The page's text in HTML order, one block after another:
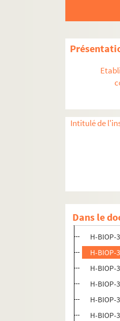
Intitulé de
Dans le
H-BIOP-
H-
H-
H-BIOP-
H-BIOP-
H-BIOP-
H-BIOP-
H-BIOP-
H-BIOP-
H-BIOP-
H-BIOP-
H-BIOP-
H-BIOP-
H-BIOP-